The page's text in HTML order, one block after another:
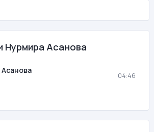
Нурмира Асанова
04:46